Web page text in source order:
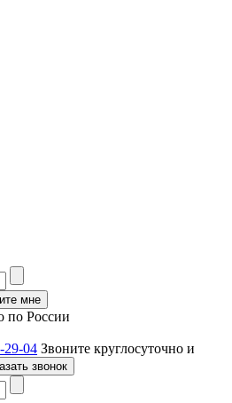
мне
по России
29-04 Звоните круглосуточно и
звонок